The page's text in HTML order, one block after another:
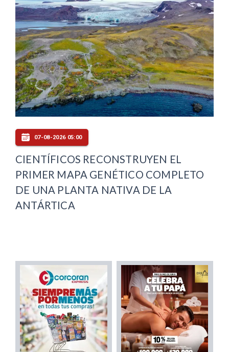
07-08-2026 05:00
CIENTÍFICOS RECONSTRUYEN EL
PRIMER MAPA GENÉTICO COMPLETO
DE UNA PLANTA NATIVA DE LA
ANTÁRTICA